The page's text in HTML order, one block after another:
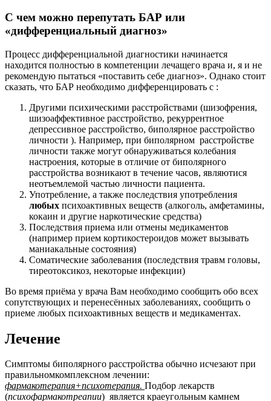
С чем можно перепутать БАР или
«дифференциальный диагноз»
Процесс дифференциальной диагностики начинается
находится полностью в компетенции лечащего врача и, я и не
рекомендую пытаться «поставить себе диагноз». Однако стоит
сказать, что БАР необходимо дифференцировать с :
Другими психическими расстройствами (шизофрения,
шизоаффективное расстройство, рекуррентное
депрессивное расстройство, биполярное расстройство
личности ). Например, при биполярном расстройстве
личности также могут обнаруживаться колебания
настроения, которые в отличие от биполярного
расстройства возникают в течение часов, являютися
неотъемлемой частью личности пациента.
Употребление, а также последствия употребления
любых психоактивных веществ (алкоголь, амфетамины,
кокаин и другие наркотические средства)
Последствия приема или отмены медикаментов
(например прием кортикостероидов может вызывать
маниакальные состояния)
Соматические заболевания (последствия травм головы,
тиреотоксикоз, некоторые инфекции)
Во время приёма у врача Вам необходимо сообщить обо всех
сопутствующих и перенесённых заболеваниях, сообщить о
приеме любых психоактивных веществ и медикаментах.
Лечение
Симптомы биполярного расстройства обычно исчезают при
правильномкомплексном лечении:
фармакотерапия+психотерапия. Подбор лекарств
(психофармакотреапии) является краеугольным камнем